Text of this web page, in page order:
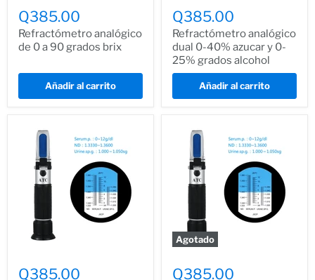
Q385.00
Refractómetro analógico
de 0 a 90 grados brix
Añadir al carrito
Q385.00
Refractómetro analógico
dual 0-40% azucar y 0-
25% grados alcohol
Añadir al carrito
Q385.00
Agotado
Q385.00